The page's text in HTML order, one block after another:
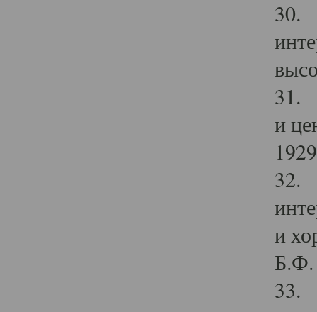
30.
31.
и
32.
и
Б.Ф.
33.